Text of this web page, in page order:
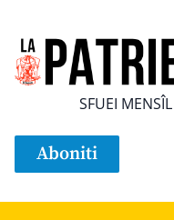
SFUEI
Aboniti